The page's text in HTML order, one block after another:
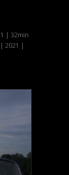
| 32min
2021 |